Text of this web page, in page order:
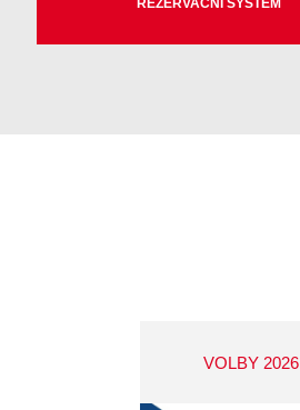
REZERVAČNÍ SYSTÉM
VOLBY 2026